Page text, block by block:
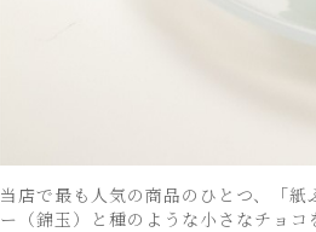
当店で最も人気の商品のひとつ、「
ー（錦玉）と種のような小さなチョ